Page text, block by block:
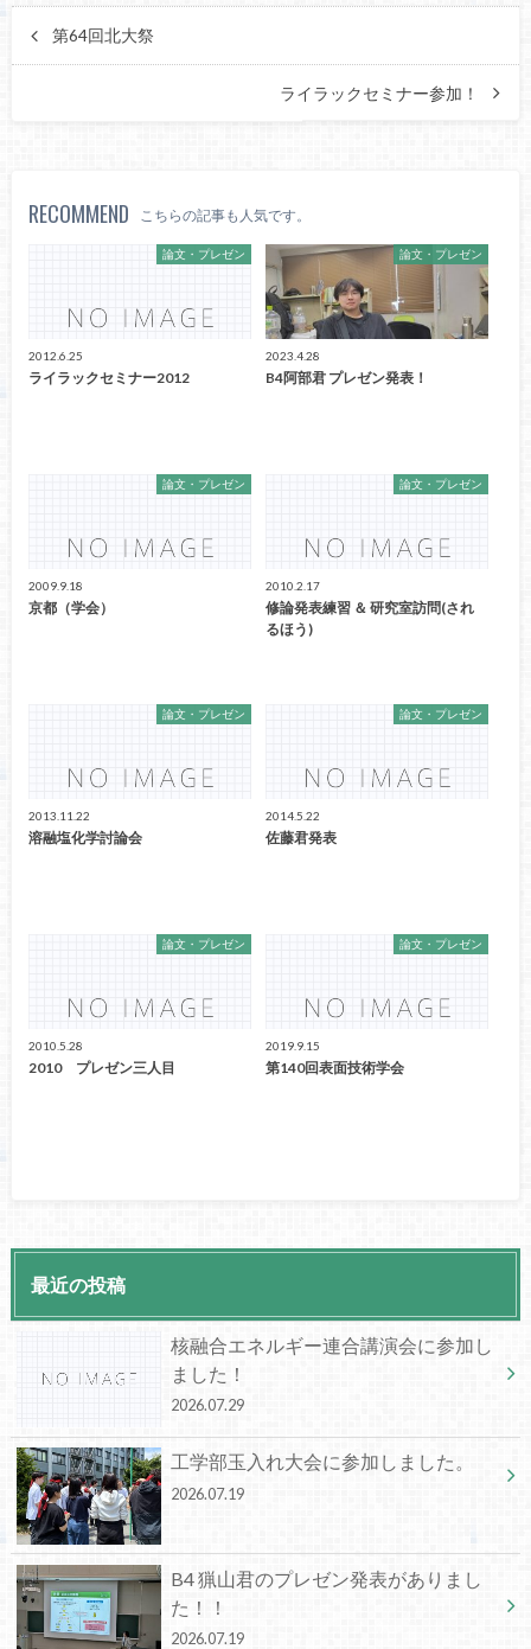
第64回北大祭
ライラックセミナー参加！
RECOMMEND こちらの記事も人気です。
論文・プレゼン
2012.6.25
ライラックセミナー2012
論文・プレゼン
2023.4.28
B4阿部君 プレゼン発表！
論文・プレゼン
2009.9.18
京都（学会）
論文・プレゼン
2010.2.17
修論発表練習 ＆ 研究室訪問(され
るほう)
論文・プレゼン
2013.11.22
溶融塩化学討論会
論文・プレゼン
2014.5.22
佐藤君発表
論文・プレゼン
2010.5.28
2010 プレゼン三人目
論文・プレゼン
2019.9.15
第140回表面技術学会
最近の投稿
核融合エネルギー連合講演会に参加し
ました！
2026.07.29
工学部玉入れ大会に参加しました。
2026.07.19
B4 猟山君のプレゼン発表がありまし
た！！
2026.07.19